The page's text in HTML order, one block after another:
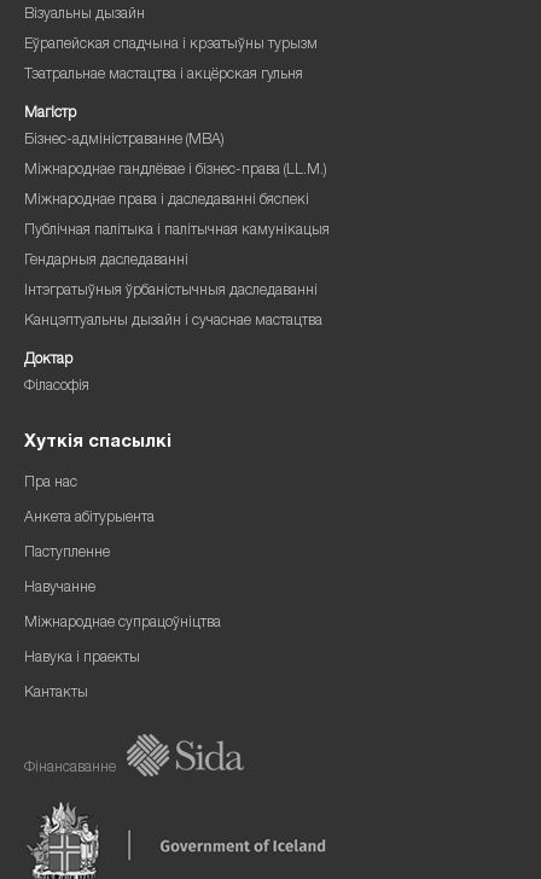
Візуальны дызайн
Еўрапейская спадчына і крэатыўны турызм
Тэатральнае мастацтва і акцёрская гульня
Магістр
Бізнес-адміністраванне (MBA)
Міжнароднае гандлёвае і бізнес-права (LL.M.)
Міжнароднае права і даследаванні бяспекі
Публічная палітыка і палітычная камунікацыя
Гендарныя даследаванні
Інтэгратыўныя ўрбаністычныя даследаванні
Канцэптуальны дызайн і сучаснае мастацтва
Доктар
Філасофія
Хуткія спасылкі
Пра нас
Анкета абітурыента
Паступленне
Навучанне
Міжнароднае супрацоўніцтва
Навука і праекты
Кантакты
Фінансаванне